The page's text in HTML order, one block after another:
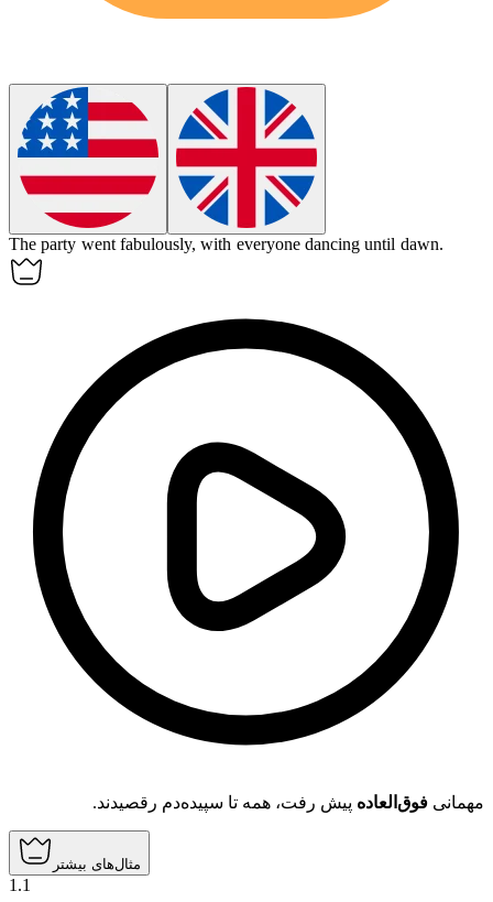
The party went fabulously, with everyone dancing until dawn.
مهمانی فوق‌العاده پیش رفت، همه تا سپیده‌دم رقصیدند.
مثال‌های بیشتر
1 .1